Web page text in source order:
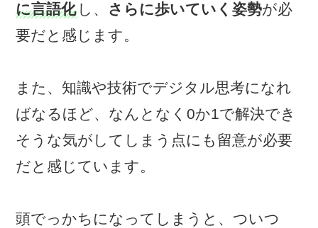
に言語化 し、 さらに歩いていく姿勢が必
要だと感じます。
また、知識や技術でデジタル思考になれ
ばなるほど、なんとなく0か1で解決でき
そうな気がしてしまう点にも留意が必要
だと感じています。
頭でっかちになってしまうと、ついつ